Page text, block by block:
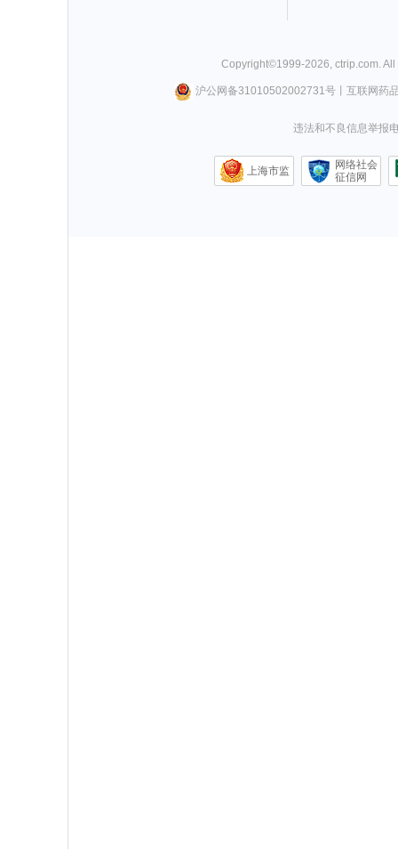
Copyright©1999-2026 ctrip.com .
沪公网备31010502002731号丨 互联网药
违法和不良信息举报
上海市监
网络社会
征信网